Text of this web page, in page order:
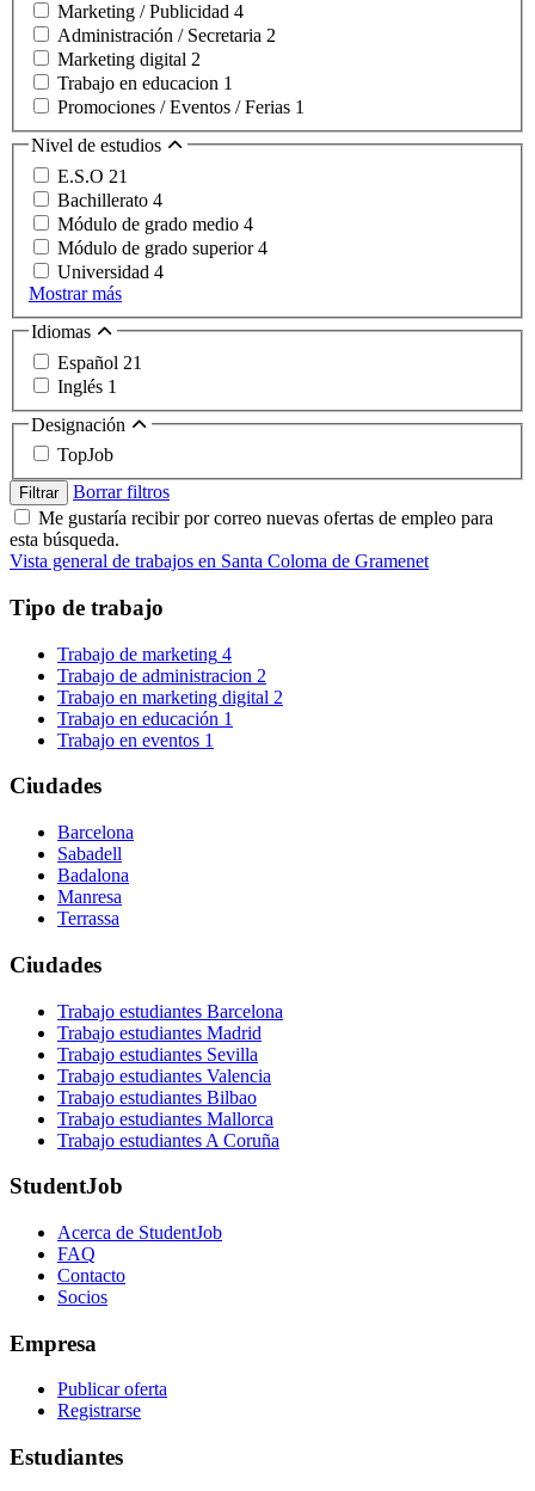
Marketing / Publicidad 4
Administración / Secretaria 2
Marketing digital 2
Trabajo en educacion 1
Promociones / Eventos / Ferias 1
Nivel de estudios
E.S.O 21
Bachillerato 4
Módulo de grado medio 4
Módulo de grado superior4
Universidad 4
Mostrar más
Idiomas
Español 21
Inglés 1
Designación
TopJob
Filtrar
Borrar filtros
Me gustaría recibir por correo nuevas ofertas de empleo para
esta búsqueda.
Vista general de trabajos en Santa Coloma de Gramenet
Tipo de trabajo
Trabajo de marketing 4
Trabajo de administracion 2
Trabajo en marketing digital 2
Trabajo en educación 1
Trabajo en eventos 1
Ciudades
Barcelona
Sabadell
Badalona
Manresa
Terrassa
Ciudades
Trabajo estudiantes Barcelona
Trabajo estudiantes Madrid
Trabajo estudiantes Sevilla
Trabajo estudiantes Valencia
Trabajo estudiantes Bilbao
Trabajo estudiantes Mallorca
Trabajo estudiantes A Coruña
StudentJob
Acerca de StudentJob
FAQ
Contacto
Socios
Empresa
Publicar oferta
Registrarse
Estudiantes